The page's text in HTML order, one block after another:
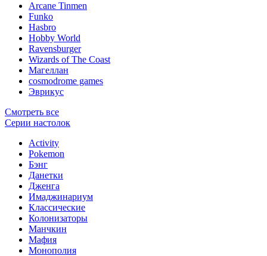
Arcane Tinmen
Funko
Hasbro
Hobby World
Ravensburger
Wizards of The Coast
Магеллан
сosmodrome games
Эврикус
Смотреть все
Серии настолок
Activity
Pokemon
Бэнг
Данетки
Дженга
Имаджинариум
Классические
Колонизаторы
Манчкин
Мафия
Монополия